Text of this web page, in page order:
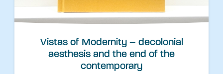
Vistas of Modernity – decolonial
aesthesis and the end of the
contemporary